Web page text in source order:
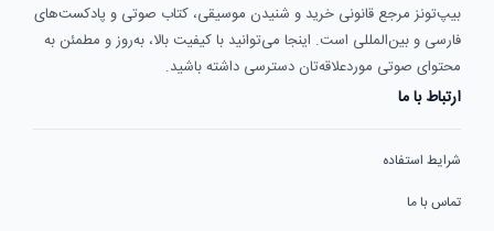
بیپ‌تونز مرجع قانونی خرید و شنیدن موسیقی، کتاب صوتی و پادکست‌های
فارسی و بین‌المللی است. اینجا می‌توانید با کیفیت بالا، به‌روز و مطمئن به
محتوای صوتی موردعلاقه‌تان دسترسی داشته باشید.
ارتباط با ما
شرایط استفاده
تماس با ما